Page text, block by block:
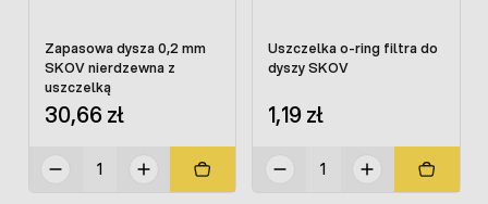
Zapasowa dysza 0,2 mm
SKOV nierdzewna z
uszczelką
30,66 zł
Uszczelka o-ring filtra do
dyszy SKOV
1,19 zł